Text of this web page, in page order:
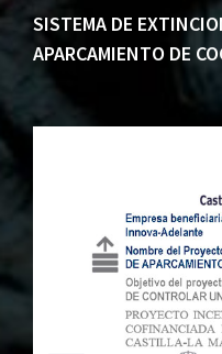
SISTEMA DE
APARCAMIENTO DE